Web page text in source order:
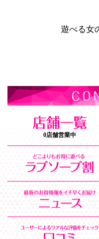
遊べる女
0店舗営業中